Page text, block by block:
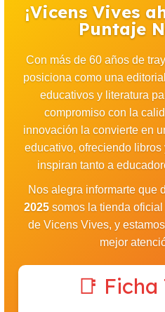
¡Vicens Vives
Puntaje
Con más de 60 años de
posiciona como una
educativos y literatura
compromiso con la
innovación la convierte en
educativo, ofreciendo
inspiran tanto a
Nos alegra informarte que
2025 somos la tienda
de Vicens Vives, y
mejor
📑 Ficha